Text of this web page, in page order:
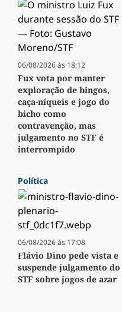
06/08/2026 às 18:12
Fux vota por manter
exploração de bingos,
caça-níqueis e jogo do
bicho como
contravenção, mas
julgamento no STF é
interrompido
Política
06/08/2026 às 17:08
Flávio Dino pede vista e
suspende julgamento do
STF sobre jogos de azar